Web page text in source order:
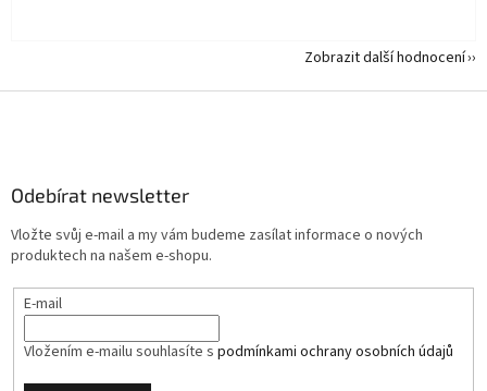
Zobrazit další hodnocení
Odebírat newsletter
Vložte svůj e-mail a my vám budeme zasílat informace o nových
produktech na našem e-shopu.
E-mail
Vložením e-mailu souhlasíte s podmínkami ochrany osobních údajů